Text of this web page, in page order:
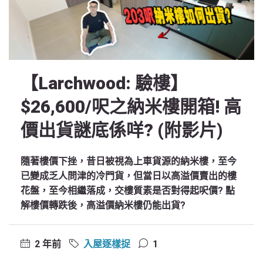
【Larchwood: 驗樓】
$26,600/呎之納米樓開箱! 高
價出貨謎底係咩? (附影片)
隨著樓價下挫，昔日被視為上車貨源的納米樓，至今
已變成乏人問津的冷門貨，但當日以高溢價賣出的樓
花盤，至今相繼落成，交樓質素是否對得起呎價? 點
解樓價轉跌後，高溢價納米樓仍能出貨?
2 年前 入屋逐樣捉 1